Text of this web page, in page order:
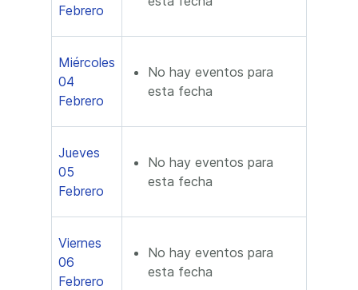
Febrero
Miércoles
04
Febrero
No hay eventos para
esta fecha
Jueves
05
Febrero
No hay eventos para
esta fecha
Viernes
06
Febrero
No hay eventos para
esta fecha